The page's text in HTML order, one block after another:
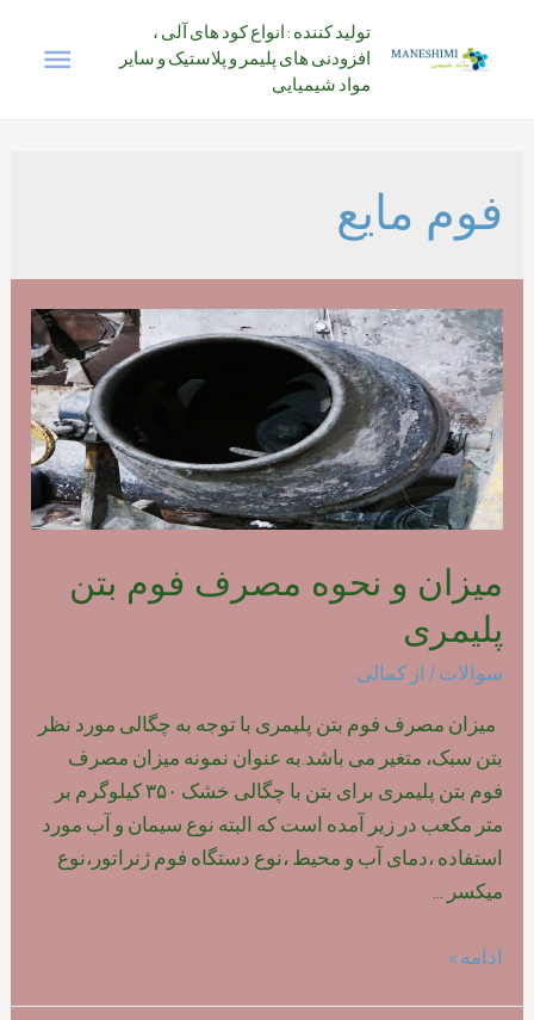
تولید کننده : انواع کود های آلی ،
افزودنی های پلیمر و پلاستیک و سایر
مواد شیمیایی
فوم مایع
میزان و نحوه مصرف فوم بتن
پلیمری
سوالات / از کمالی
میزان مصرف فوم بتن پلیمری با توجه به چگالی مورد نظر
بتن سبک، متغیر می باشد.به عنوان نمونه میزان مصرف
فوم بتن پلیمری برای بتن با چگالی خشک ۳۵۰ کیلوگرم بر
متر مکعب در زیر آمده است که البته نوع سیمان و آب مورد
استفاده ،دمای آب و محیط ،نوع دستگاه فوم ژنراتور،نوع
میکسر …
میزان
ادامه »